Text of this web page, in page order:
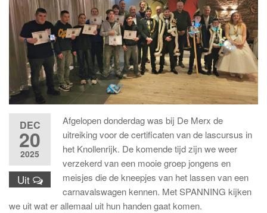
DEC
20
2025
Uit
Afgelopen donderdag was bij De Merx de
uitreiking voor de certificaten van de lascursus in
het Knollenrijk. De komende tijd zijn we weer
verzekerd van een mooie groep jongens en
meisjes die de kneepjes van het lassen van een
carnavalswagen kennen. Met SPANNING kijken
we uit wat er allemaal uit hun handen gaat komen.